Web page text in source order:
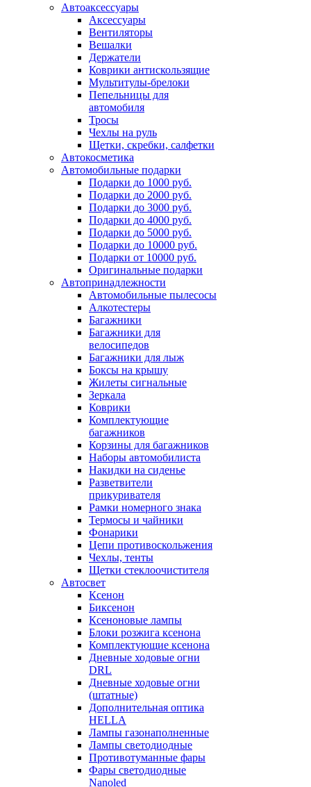
Автоаксессуары
Аксессуары
Вентиляторы
Вешалки
Держатели
Коврики антискользящие
Мультитулы-брелоки
Пепельницы для
автомобиля
Тросы
Чехлы на руль
Щетки, скребки, салфетки
Автокосметика
Автомобильные подарки
Подарки до 1000 руб.
Подарки до 2000 руб.
Подарки до 3000 руб.
Подарки до 4000 руб.
Подарки до 5000 руб.
Подарки до 10000 руб.
Подарки от 10000 руб.
Оригинальные подарки
Автопринадлежности
Автомобильные пылесосы
Алкотестеры
Багажники
Багажники для
велосипедов
Багажники для лыж
Боксы на крышу
Жилеты сигнальные
Зеркала
Коврики
Комплектующие
багажников
Корзины для багажников
Наборы автомобилиста
Накидки на сиденье
Разветвители
прикуривателя
Рамки номерного знака
Термосы и чайники
Фонарики
Цепи противоскольжения
Чехлы, тенты
Щетки стеклоочистителя
Автосвет
Ксенон
Биксенон
Ксеноновые лампы
Блоки розжига ксенона
Комплектующие ксенона
Дневные ходовые огни
DRL
Дневные ходовые огни
(штатные)
Дополнительная оптика
HELLA
Лампы газонаполненные
Лампы светодиодные
Противотуманные фары
Фары светодиодные
Nanoled